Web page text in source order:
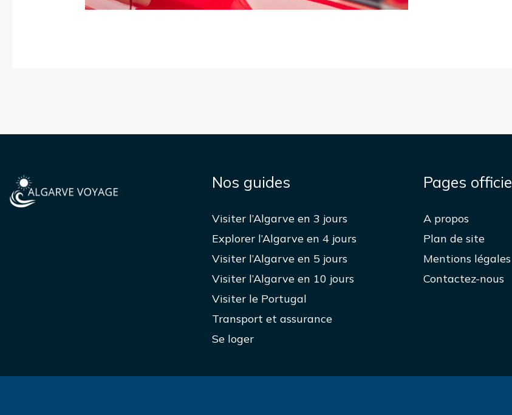
Nos guides
Visiter l’Algarve en 3 jours
Explorer l’Algarve en 4 jours
Visiter l’Algarve en 5 jours
Visiter l’Algarve en 10 jours
Visiter le Portugal
Transport et assurance
Se loger
Pages
A propos
Plan de site
Mentions légales
Contactez-nous